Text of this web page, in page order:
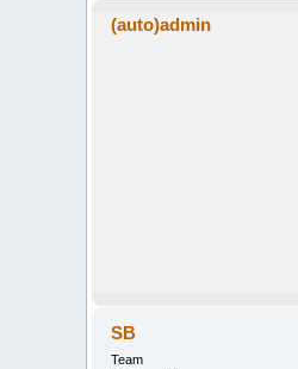
(auto)admin
SB
Team